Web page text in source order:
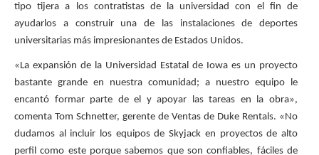
tipo tijera a los contratistas de la universidad con el fin de
ayudarlos a construir una de las instalaciones de deportes
universitarias más impresionantes de Estados Unidos.
«La expansión de la Universidad Estatal de Iowa es un proyecto
bastante grande en nuestra comunidad; a nuestro equipo le
encantó formar parte de el y apoyar las tareas en la obra»,
comenta Tom Schnetter, gerente de Ventas de Duke Rentals. «No
dudamos al incluir los equipos de Skyjack en proyectos de alto
perfil como este porque sabemos que son confiables, fáciles de